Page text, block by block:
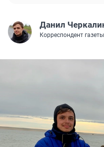
Данил
Корреспондент